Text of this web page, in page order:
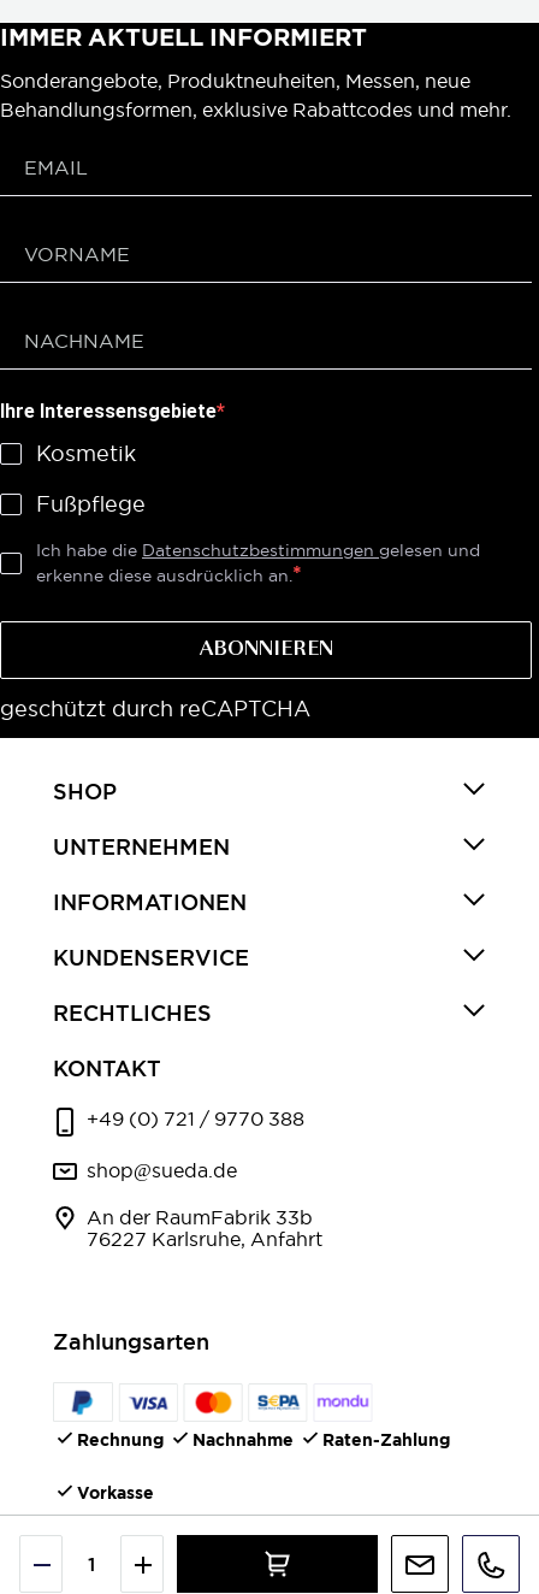
IMMER AKTUELL INFORMIERT
Sonderangebote, Produktneuheiten, Messen, neue
Behandlungsformen, exklusive Rabattcodes und mehr.
Ihre Interessensgebiete
Kosmetik
Fußpflege
Ich habe die Datenschutzbestimmungen gelesen und
erkenne diese ausdrücklich an.
ABONNIEREN
geschützt durch reCAPTCHA
SHOP
UNTERNEHMEN
INFORMATIONEN
KUNDENSERVICE
RECHTLICHES
KONTAKT
+49 (0) 721 / 9770 388
shop@sueda.de
An der RaumFabrik 33b
76227 Karlsruhe, Anfahrt
Zahlungsarten
Rechnung Nachnahme Raten-Zahlung
Vorkasse
FOLGEN SIE UNS